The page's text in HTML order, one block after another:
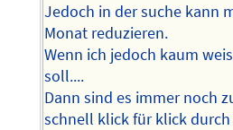
Jedoch in der suche kann
Monat reduzieren.
Wenn ich jedoch kaum
soll....
Dann sind es immer noch
schnell klick für klick durch